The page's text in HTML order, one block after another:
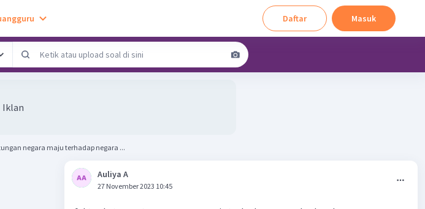
Daftar Masuk
Iklan
negara maju terhadap negara ...
Auliya A
27 November 2023 10:45